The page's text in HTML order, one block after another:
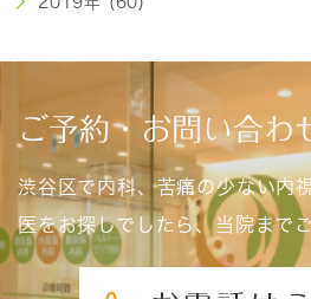
ご予約・お問い合わ
渋谷区で内科、苦痛の少ない内
医をお探しでしたら、当院まで